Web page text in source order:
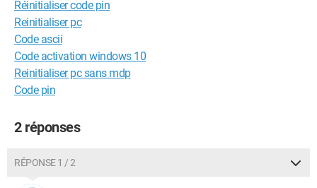
commencé car elle dit n'avoir pas installé de nouvelle
application (j'ai pensé à une fausse application vérolée).
Merci d'avance
Réinitialiser code pin
Reinitialiser pc
Code ascii
Code activation windows 10
Reinitialiser pc sans mdp
Code pin
2 réponses
RÉPONSE 1 / 2